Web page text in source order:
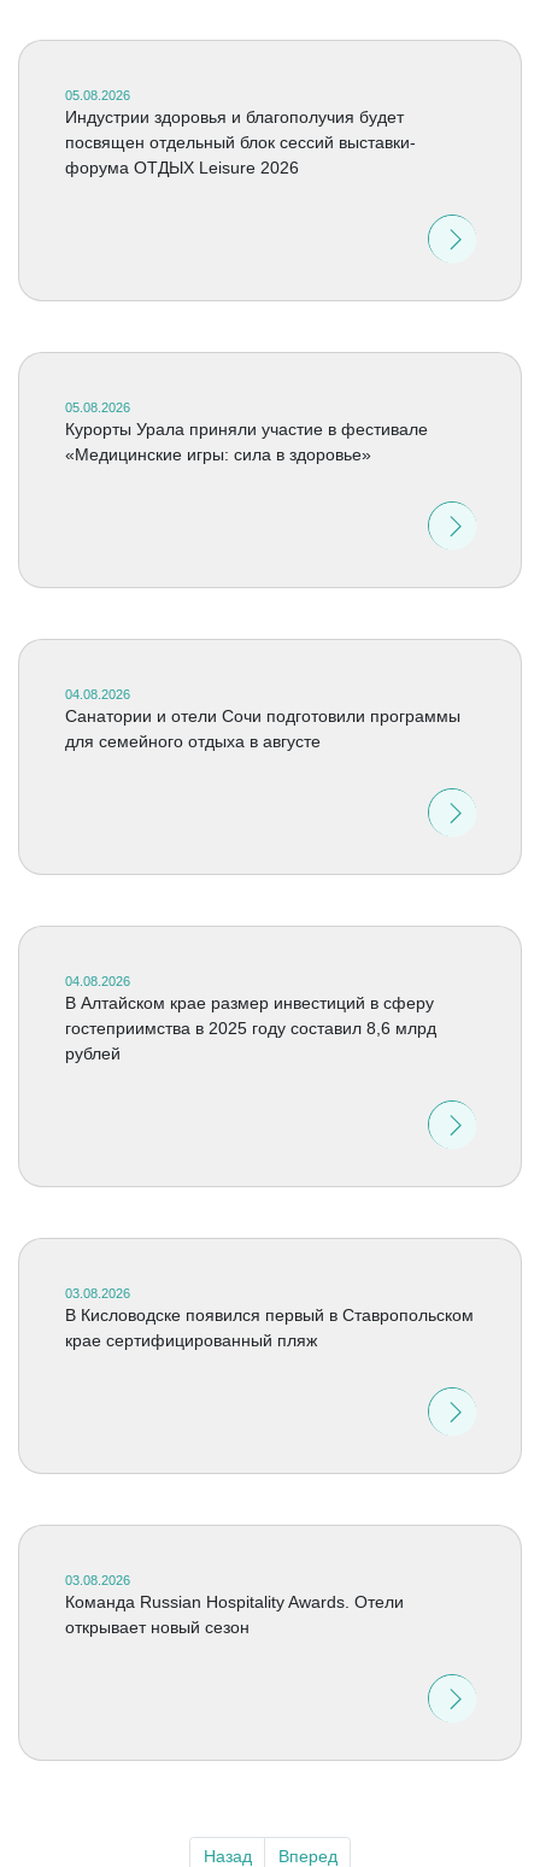
05.08.2026
Индустрии здоровья и благополучия будет
посвящен отдельный блок сессий выставки-
форума ОТДЫХ Leisure 2026
05.08.2026
Курорты Урала приняли участие в фестивале
«Медицинские игры: сила в здоровье»
04.08.2026
Санатории и отели Сочи подготовили программы
для семейного отдыха в августе
04.08.2026
В Алтайском крае размер инвестиций в сферу
гостеприимства в 2025 году составил 8,6 млрд
рублей
03.08.2026
В Кисловодске появился первый в Ставропольском
крае сертифицированный пляж
03.08.2026
Команда Russian Hospitality Awards. Отели
открывает новый сезон
Назад Вперед